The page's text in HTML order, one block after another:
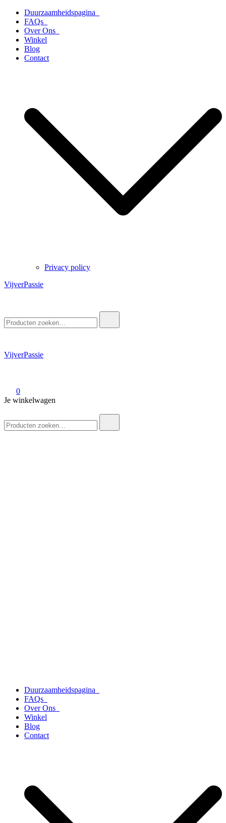
naar
inhoud
Duurzaamheidspagina
FAQs
Over Ons
Winkel
Blog
Contact
Privacy policy
VijverPassie
naar:
VijverPassie
0
Je winkelwagen
naar:
Duurzaamheidspagina
FAQs
Over Ons
Winkel
Blog
Contact